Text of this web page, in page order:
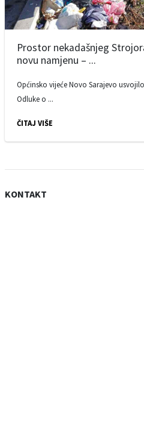
Prostor nekadašnjeg
novu namjenu – ...
Općinsko vijeće Novo Sarajevo
Odluke o ...
ČITAJ VIŠE
KONTAKT